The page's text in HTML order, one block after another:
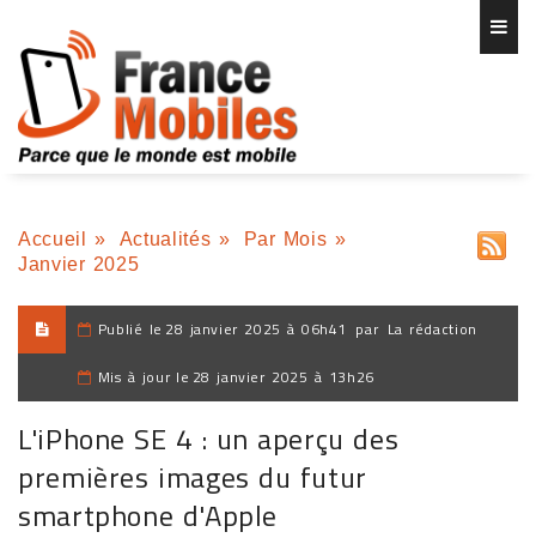
Accueil » Actualités » Par Mois »
Janvier 2025
Publié le 28 janvier 2025 à 06h41 par La rédaction
Mis à jour le 28 janvier 2025 à 13h26
L'iPhone SE 4 : un aperçu des
premières images du futur
smartphone d'Apple